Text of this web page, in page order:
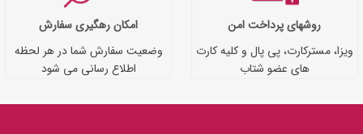
روشهای پرداخت امن
ویزا، مسترکارت، پی پال و کلیه کارت
های عضو شتاب
امکان رهگیری سفارش
وضعیت سفارش شما در هر لحظه
اطلاع رسانی می شود